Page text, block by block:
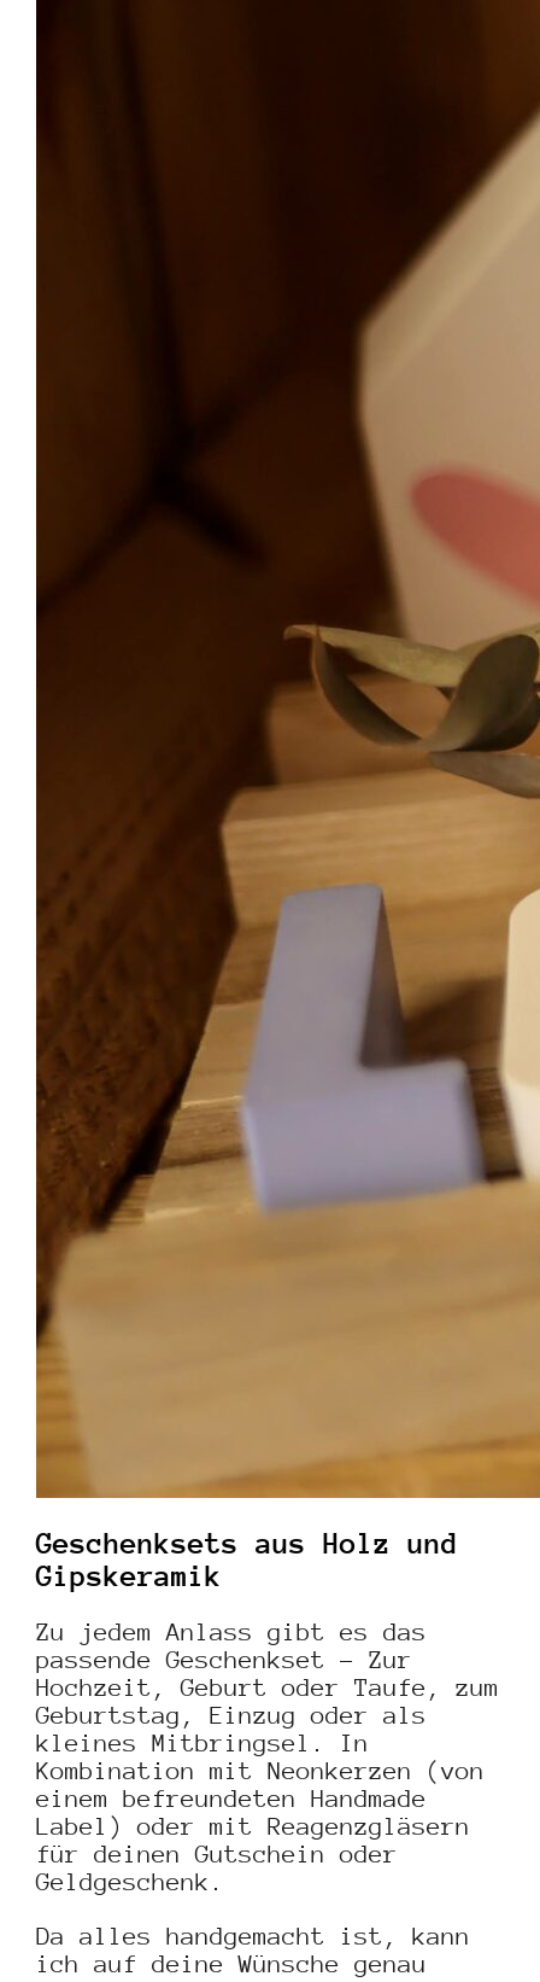
Geschenksets aus Holz und
Gipskeramik
Zu jedem Anlass gibt es das
passende Geschenkset – Zur
Hochzeit, Geburt oder Taufe, zum
Geburtstag, Einzug oder als
kleines Mitbringsel. In
Kombination mit Neonkerzen (von
einem befreundeten Handmade
Label) oder mit Reagenzgläsern
für deinen Gutschein oder
Geldgeschenk.
Da alles handgemacht ist, kann
ich auf deine Wünsche genau